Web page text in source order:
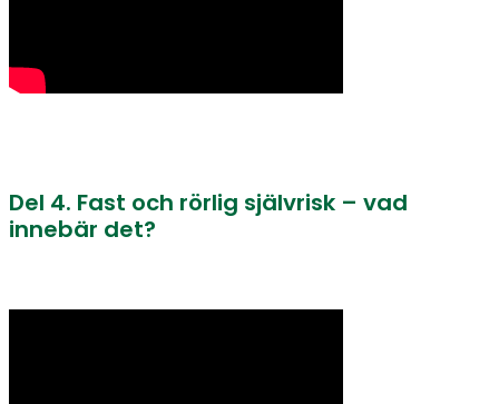
Del 4. Fast och rörlig självrisk – vad
innebär det?